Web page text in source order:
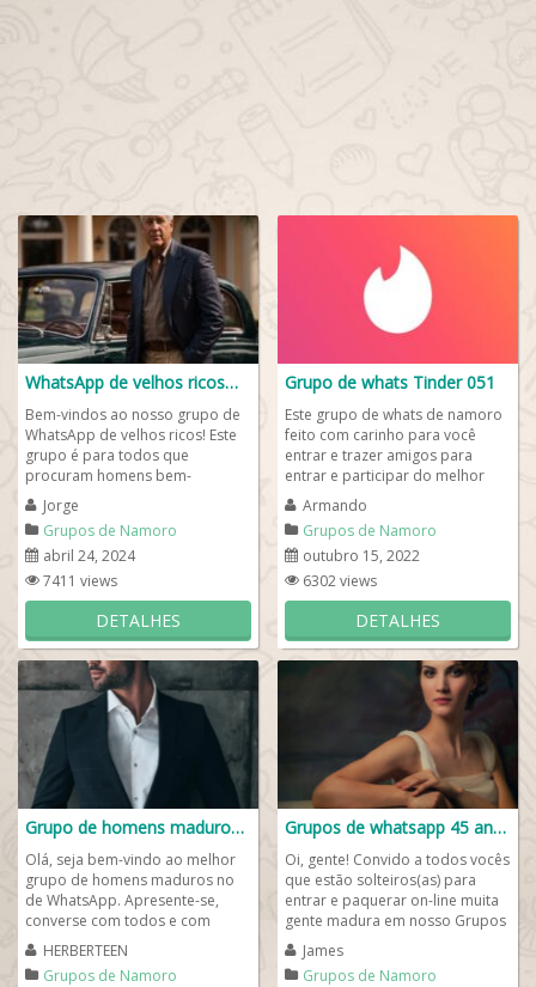
WhatsApp de velhos ricos❤️🤑
Bem-vindos ao nosso grupo de
WhatsApp de velhos ricos! Este
grupo é para todos que
procuram homens bem-
sucedidos que com certeza tem
uma vida boa e na maioria...
Jorge
Grupos de Namoro
abril 24, 2024
7411 views
DETALHES
Grupo de whats Tinder 051
Este grupo de whats de namoro
feito com carinho para você
entrar e trazer amigos para
entrar e participar do melhor
grupo de whats Tinder 051. Ao
entrar tenha...
Armando
Grupos de Namoro
outubro 15, 2022
6302 views
DETALHES
Grupo de homens maduros❤️
Olá, seja bem-vindo ao melhor
grupo de homens maduros no
de WhatsApp. Apresente-se,
converse com todos e com
certeza você vai arrumar um
namorado(a) aqui, em...
HERBERTEEN
Grupos de Namoro
Grupos de whatsapp 45 anos
Oi, gente! Convido a todos vocês
que estão solteiros(as) para
entrar e paquerar on-line muita
gente madura em nosso Grupos
de whatsapp 45 anos. O ideal
que...
James
Grupos de Namoro